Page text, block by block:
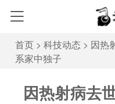
首页 > 科技动态 > 因热
系家中独子
因热射病去